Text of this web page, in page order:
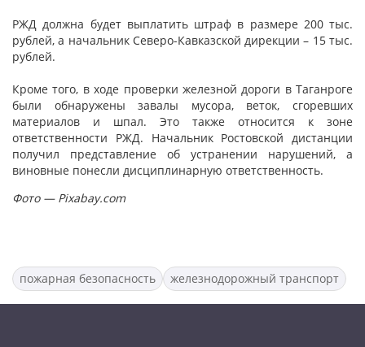
РЖД должна будет выплатить штраф в размере 200 тыс.
рублей, а начальник Северо-Кавказской дирекции – 15 тыс.
рублей.
Кроме того, в ходе проверки железной дороги в Таганроге
были обнаружены завалы мусора, веток, сгоревших
материалов и шпал. Это также относится к зоне
ответственности РЖД. Начальник Ростовской дистанции
получил представление об устранении нарушений, а
виновные понесли дисциплинарную ответственность.
Фото — Pixabay.com
пожарная безопасность железнодорожный транспорт